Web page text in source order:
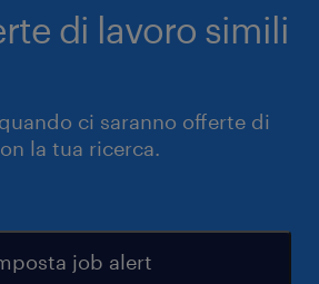
di lavoro simili
ci saranno offerte di
la tua ricerca.
job alert